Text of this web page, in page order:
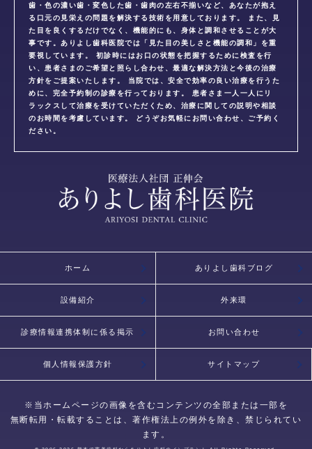
歯・色の濃い歯・変色した歯・歯肉の左右不揃いなど、あなたが抱え
る口元の見栄えの問題を解決する技術を用意しております。 また、見
た目を良くするだけでなく、機能的にも、身体と調和させることが大
事です。ありよし歯科医院では「見た目の美しさと機能の調和」を重
要視しています。 初診時にはお口の状態を把握するために検査を行
い、患者さまのご希望と照らし合わせ、最適な解決方法と今後の治療
方針をご提案いたします。 当院では、安全で効率の良い治療を行うた
めに、完全予約制の診療を行っております。 患者さま一人一人にリ
ラックスして治療を受けていただくため、治療に関しての説明や相談
のお時間を考慮しています。 どうぞお気軽にお問い合わせ、ご予約く
ださい。
ホーム ありよし歯科ブログ
設備紹介 外来環
診療情報連携体制に係る掲示 お問い合わせ
個人情報保護方針 サイトマップ
※当ホームページの画像を含むコンテンツの全部または一部を
無断転用・転載することは、著作権法上の例外を除き、禁じられてい
ます。